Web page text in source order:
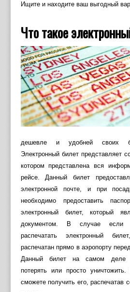
Ищите и находите ваш выгодный
Что такое
дешевле и удобней своих
Электронный билет представляет
котором представлена вся
рейсе. Данный билет
электронной почте, и при
необходимо предоставить
электронный билет, который
документом. В случае если
распечатать электронный
распечатан прямо в аэропорту
Данный билет на самом деле
потерять или просто
сможете получить его, распечатав